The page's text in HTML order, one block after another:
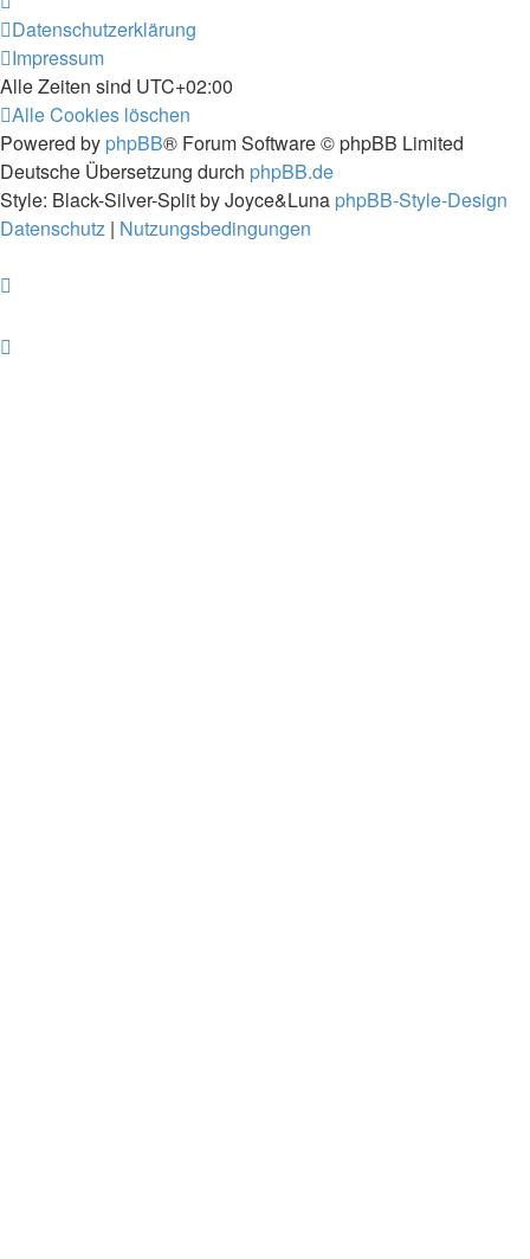
Datenschutzerklärung
Impressum
Alle Zeiten sind UTC+02:00
Alle Cookies löschen
Powered by phpBB® Forum Software © phpBB Limited
Deutsche Übersetzung durch phpBB.de
Style: Black-Silver-Split by Joyce&Luna phpBB-Style-Design
Datenschutz | Nutzungsbedingungen